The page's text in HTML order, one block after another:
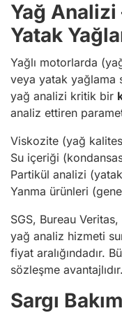
Yağ
Yatak
Yağlı motorlarda
veya yatak yağlama
yağ analizi kritik bir
analiz ettiren
Viskozite (yağ
Su içeriği
Partikül analizi
Yanma ürünleri
SGS, Bureau
yağ analiz hizmeti
fiyat aralığındadır.
sözleşme avantajlıdır.
Sargı